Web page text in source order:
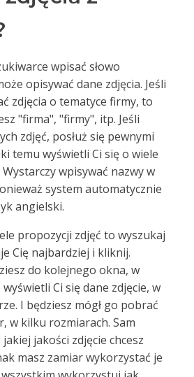
wpisać słowo
opisywać dane zdjęcia. Jeśli
zdjęcia o tematyce firmy, to
"firma", "firmy", itp. Jeśli
zdjęć, posłuż się pewnymi
temu wyświetli Ci się o wiele
wpisywać nazwy w
system automatycznie
angielski.
propozycji zdjęć to wyszukaj
Cię najbardziej i kliknij.
do kolejnego okna, w
Ci się dane zdjęcie, w
I będziesz mógł go pobrać
w kilku rozmiarach. Sam
jakości zdjęcie chcesz
masz zamiar wykorzystać je